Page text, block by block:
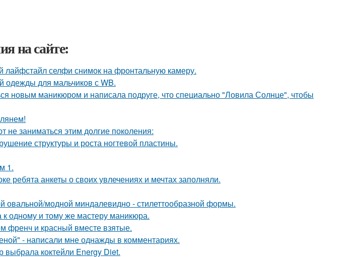
на сайте:
лайфстайл селфи снимок на фронтальную камеру.
одежды для мальчиков с WB.
новым маникюром и написала подруге, что специально "Ловила Солнце", чтобы
не заниматься этим долгие поколения:
структуры и роста ногтевой пластины.
1.
ребята анкеты о своих увлечениях и мечтах заполняли.
овальной/модной миндалевидно - стилеттообразной формы.
одному и тому же мастеру маникюра.
френч и красный вместе взятые.
- написали мне однажды в комментариях.
выбрала коктейли Energy Diet.